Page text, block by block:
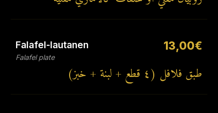
Falafel-lautanen
Falafel plate
13,00€
طبق فلافل (٤ قطع + لبنة + خبز)